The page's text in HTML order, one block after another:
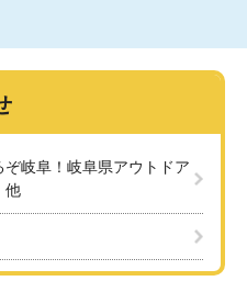
岐阜！岐阜県アウトドア
他